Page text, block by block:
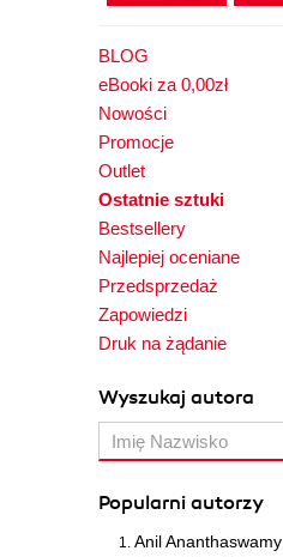
BLOG
eBooki za 0,00zł
Nowości
Promocje
Outlet
Ostatnie sztuki
Bestsellery
Najlepiej oceniane
Przedsprzedaż
Zapowiedzi
Druk na żądanie
Wyszukaj autora
Popularni autorzy
Anil Ananthaswamy